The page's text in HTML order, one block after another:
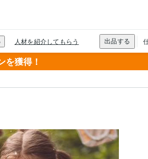
を獲得！